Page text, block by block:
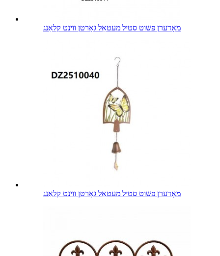
מאָדערן פּשוט סטיל מעטאַל גאָרטן ווינט קלאַנג
מאָדערן פּשוט סטיל מעטאַל גאָרטן ווינט קלאַנג